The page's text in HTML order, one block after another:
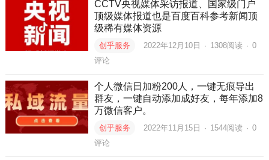
CCTV央视媒体采访报道、国家级门户
顶级媒体报道也是百度百科参考新闻顶
级稀有媒体资源
创乎服务 2022年12月10日 · 1308阅读 · 0
评论
个人微信日加粉200人，一键无痕导出
群友，一键自动添加成好友，每年添加8
万微信客户。
创乎服务 2022年11月15日 · 1544阅读 · 0
评论